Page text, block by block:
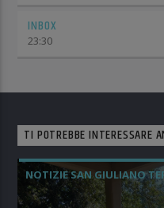
INBOX
23:30
TI POTREBBE INTERESSARE
NOTIZIE SAN GIULIANO